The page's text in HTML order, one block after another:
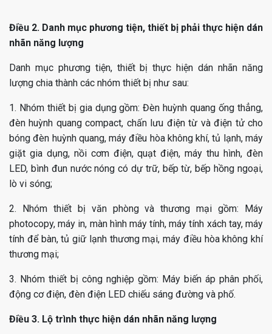
Điều 2. Danh mục phương tiện, thiết bị phải thực hiện dán
nhãn năng lượng
Danh mục phương tiện, thiết bị thực hiện dán nhãn năng
lượng chia thành các nhóm thiết bị như sau:
1. Nhóm thiết bị gia dụng gồm: Đèn huỳnh quang ống thẳng,
đèn huỳnh quang compact, chấn lưu điện từ và điện tử cho
bóng đèn huỳnh quang, máy điều hòa không khí, tủ lạnh, máy
giặt gia dụng, nồi cơm điện, quạt điện, máy thu hình, đèn
LED, bình đun nước nóng có dự trữ, bếp từ, bếp hồng ngoại,
lò vi sóng;
2. Nhóm thiết bị văn phòng và thương mại gồm: Máy
photocopy, máy in, màn hình máy tính, máy tính xách tay, máy
tính để bàn, tủ giữ lạnh thương mại, máy điều hòa không khí
thương mại;
3. Nhóm thiết bị công nghiệp gồm: Máy biến áp phân phối,
động cơ điện, đèn điện LED chiếu sáng đường và phố.
Điều 3. Lộ trình thực hiện dán nhãn năng lượng